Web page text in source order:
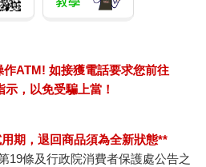
ATM! 如接獲電話要求您前往
，以免受騙上當！
期，退回商品須為全新狀態**
19條及行政院消費者保護處公告之